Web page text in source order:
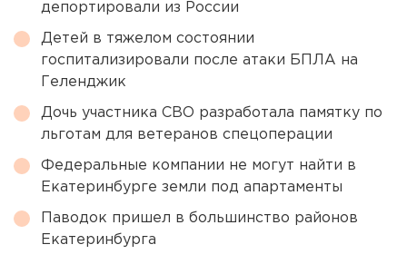
депортировали из России
Детей в тяжелом состоянии
госпитализировали после атаки БПЛА на
Геленджик
Дочь участника СВО разработала памятку по
льготам для ветеранов спецоперации
Федеральные компании не могут найти в
Екатеринбурге земли под апартаменты
Паводок пришел в большинство районов
Екатеринбурга